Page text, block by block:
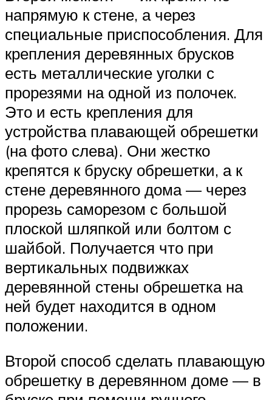
напрямую к стене, а через
специальные приспособления. Для
крепления деревянных брусков
есть металлические уголки с
прорезями на одной из полочек.
Это и есть крепления для
устройства плавающей обрешетки
(на фото слева). Они жестко
крепятся к бруску обрешетки, а к
стене деревянного дома — через
прорезь саморезом с большой
плоской шляпкой или болтом с
шайбой. Получается что при
вертикальных подвижках
деревянной стены обрешетка на
ней будет находится в одном
положении.
Второй способ сделать плавающую
обрешетку в деревянном доме — в